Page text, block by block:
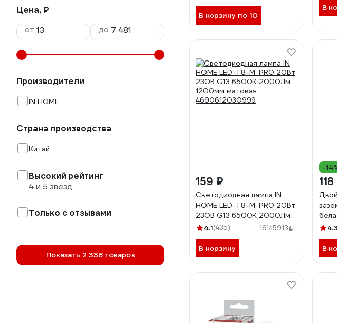
Цена, ₽
от
до
Производители
IN HOME
Страна производства
Китай
Высокий рейтинг
4 и 5 звезд
Только с отзывами
Показать 2 338 товаров
В корзину по 10
В
159 ₽
Светодиодная лампа IN
HOME LED-T8-М-PRO 20Вт
230В G13 6500К 2000Лм
1200мм матовая
4.1(435) 16145913
В корзину
-
4.3
В